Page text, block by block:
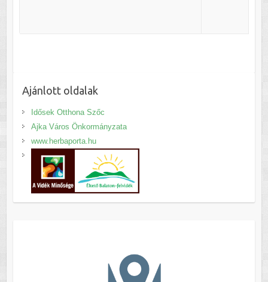
Ajánlott oldalak
Idősek Otthona Szőc
Ajka Város Önkormányzata
www.herbaporta.hu